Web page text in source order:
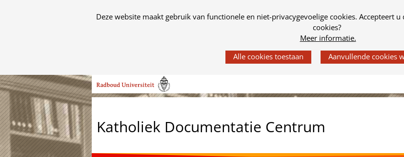
Cookies
Deze website maakt gebruik van functionele en niet-privacygevoelige cookies. Accepteert
cookies?
Meer informatie.
gebruik
van
op
deze
worden
Ga
naar
de
inhoud
Katholiek Documentatie Centrum